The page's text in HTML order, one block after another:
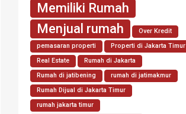
Memiliki Rumah
Menjual rumah
Over Kredit
pemasaran properti
Properti di Jakarta Timur
Real Estate
Rumah di Jakarta
Rumah di jatibening
rumah di jatimakmur
Rumah Dijual di Jakarta Timur
rumah jakarta timur